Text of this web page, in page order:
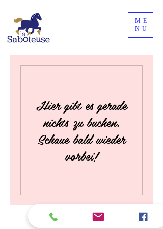
ME
NU
Hier gibt es gerade
nichts zu buchen.
Schaue bald wieder
vorbei!